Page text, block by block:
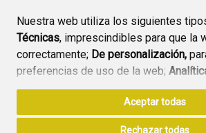
Nuestra web utiliza los siguientes
Técnicas, imprescindibles para que la
correctamente; De personalización,
preferencias de uso de la web;
funcionamiento de la web y sus
Si acepta pulsando el botón“Aceptar
Aceptar todas
Rechazar todas